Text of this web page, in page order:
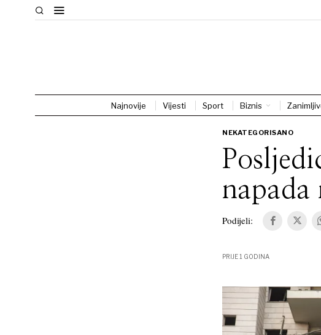
Najnovije Vijesti Sport Biznis
NEKATEGORISANO
napada
Podijeli:
PRIJE 1 GODINA